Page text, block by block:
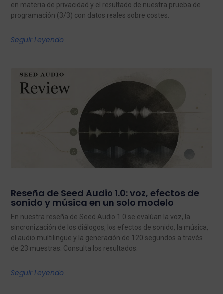
en materia de privacidad y el resultado de nuestra prueba de
programación (3/3) con datos reales sobre costes.
Seguir Leyendo
Reseña de Seed Audio 1.0: voz, efectos de
sonido y música en un solo modelo
En nuestra reseña de Seed Audio 1.0 se evalúan la voz, la
sincronización de los diálogos, los efectos de sonido, la música,
el audio multilingüe y la generación de 120 segundos a través
de 23 muestras. Consulta los resultados.
Seguir Leyendo